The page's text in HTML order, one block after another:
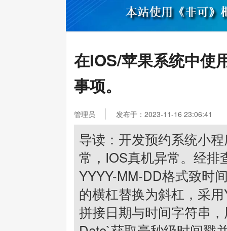
在IOS/苹果系统中使
事项。
管理员 发布于：2023-11-16 23:06:41
导读：开发预约系统小
常，IOS真机异常。经排
YYYY-MM-DD格式致时
的横杠替换为斜杠，采
拼接日期与时间字符串，